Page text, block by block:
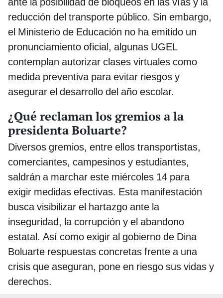
reducción del transporte público. Sin embargo,
el Ministerio de Educación no ha emitido un
pronunciamiento oficial, algunas UGEL
contemplan autorizar clases virtuales como
medida preventiva para evitar riesgos y
asegurar el desarrollo del año escolar.
¿Qué reclaman los gremios a la
presidenta Boluarte?
Diversos gremios, entre ellos transportistas,
comerciantes, campesinos y estudiantes,
saldrán a marchar este miércoles 14 para
exigir medidas efectivas. Esta manifestación
busca visibilizar el hartazgo ante la
inseguridad, la corrupción y el abandono
estatal. Así como exigir al gobierno de Dina
Boluarte respuestas concretas frente a una
crisis que aseguran, pone en riesgo sus vidas y
derechos.